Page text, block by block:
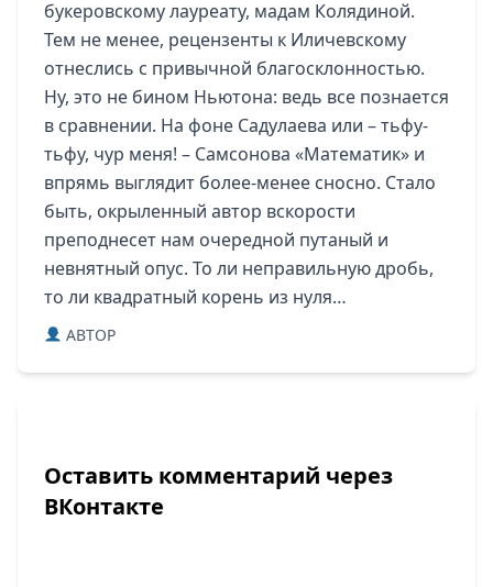
букеровскому лауреату, мадам Колядиной.
Тем не менее, рецензенты к Иличевскому
отнеслись с привычной благосклонностью.
Ну, это не бином Ньютона: ведь все познается
в сравнении. На фоне Садулаева или – тьфу-
тьфу, чур меня! – Самсонова «Математик» и
впрямь выглядит более-менее сносно. Стало
быть, окрыленный автор вскорости
преподнесет нам очередной путаный и
невнятный опус. То ли неправильную дробь,
то ли квадратный корень из нуля…
ABTOP
Оставить комментарий через
ВКонтакте